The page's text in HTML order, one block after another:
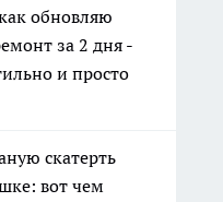
обновляю
за 2 дня -
и просто
скатерть
вот чем